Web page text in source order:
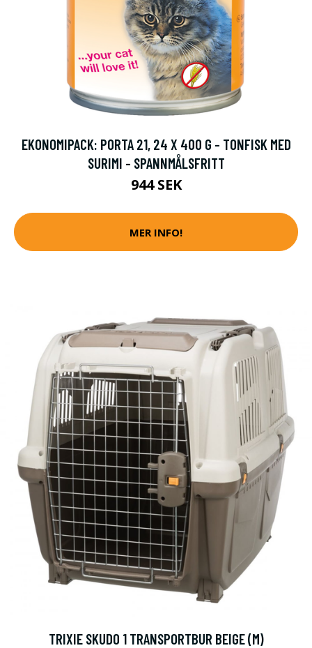
EKONOMIPACK: PORTA 21, 24 X 400 G - TONFISK MED
SURIMI - SPANNMÅLSFRITT
944 SEK
MER INFO!
TRIXIE SKUDO 1 TRANSPORTBUR BEIGE (M)